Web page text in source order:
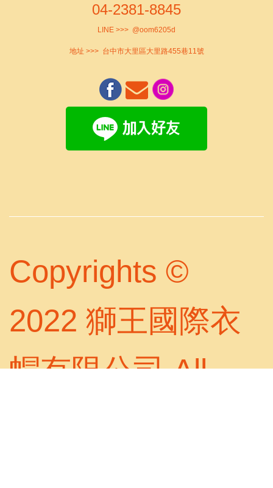
04-2381-8845
LINE >>> @oom6205d
地址 >>> 台中市大里區大里路455巷11號
Copyrights ©
2022 獅王國際衣
帽有限公司 All